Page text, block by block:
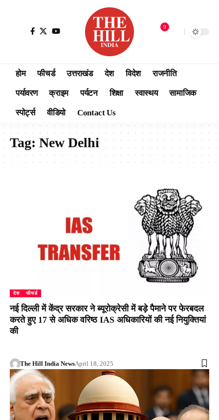
9
होम फीचर्ड उत्तराखंड देश विदेश राजनीति
पर्यावरण क्राइम पर्यटन शिक्षा स्वास्थय सामाजिक
स्पोर्ट्स वीडियो Contact Us
Tag: New Delhi
देश फीचर्ड
नई दिल्ली में केंद्र सरकार ने ब्यूरोक्रेसी में बड़े पैमाने पर फेरबदल
करते हुए 17 से अधिक वरिष्ठ IAS अधिकारियों की नई नियुक्तियां
की
The Hill India NewsApril 18, 2025